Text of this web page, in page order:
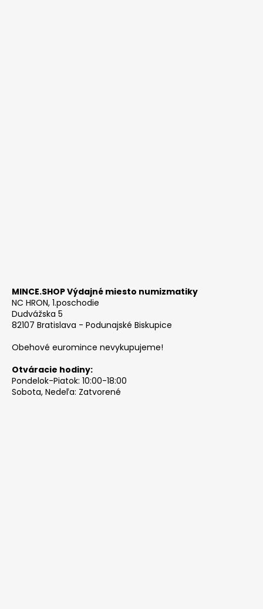
MINCE.SHOP Výdajné miesto numizmatiky
NC HRON, 1.poschodie
Dudvážska 5
82107 Bratislava - Podunajské Biskupice
Obehové euromince nevykupujeme!
Otváracie hodiny:
Pondelok-Piatok: 10:00-18:00
Sobota, Nedeľa: Zatvorené